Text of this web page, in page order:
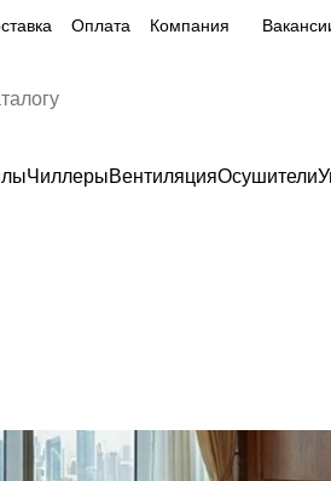
Оплата Компания
ЧиллерыВентиляцияОсушители